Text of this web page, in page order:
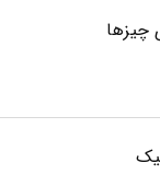
چیزها